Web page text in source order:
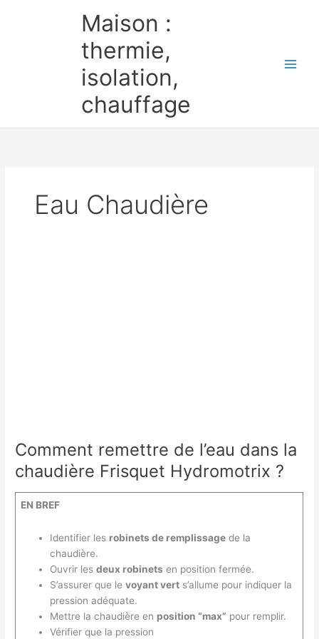
Maison :
thermie,
isolation,
chauffage
Eau Chaudière
Comment remettre de l’eau dans la
chaudière Frisquet Hydromotrix ?
EN BREF
Identifier les robinets de remplissagede la
chaudière.
Ouvrir les deux robinets en position fermée.
S’assurer que le voyant verts’allume pour indiquer la
pression adéquate.
Mettre la chaudière en position “max” pour remplir.
Vérifier que la pression